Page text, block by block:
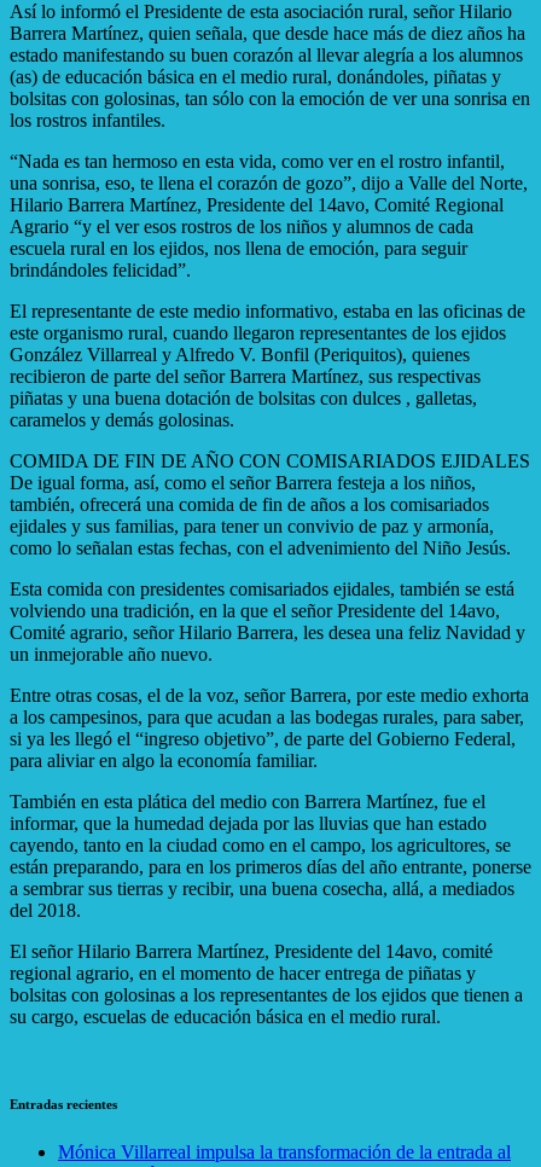
Así lo informó el Presidente de esta asociación rural, señor Hilario
Barrera Martínez, quien señala, que desde hace más de diez años ha
estado manifestando su buen corazón al llevar alegría a los alumnos
(as) de educación básica en el medio rural, donándoles, piñatas y
bolsitas con golosinas, tan sólo con la emoción de ver una sonrisa en
los rostros infantiles.
“Nada es tan hermoso en esta vida, como ver en el rostro infantil,
una sonrisa, eso, te llena el corazón de gozo”, dijo a Valle del Norte,
Hilario Barrera Martínez, Presidente del 14avo, Comité Regional
Agrario “y el ver esos rostros de los niños y alumnos de cada
escuela rural en los ejidos, nos llena de emoción, para seguir
brindándoles felicidad”.
El representante de este medio informativo, estaba en las oficinas de
este organismo rural, cuando llegaron representantes de los ejidos
González Villarreal y Alfredo V. Bonfil (Periquitos), quienes
recibieron de parte del señor Barrera Martínez, sus respectivas
piñatas y una buena dotación de bolsitas con dulces , galletas,
caramelos y demás golosinas.
COMIDA DE FIN DE AÑO CON COMISARIADOS EJIDALES
De igual forma, así, como el señor Barrera festeja a los niños,
también, ofrecerá una comida de fin de años a los comisariados
ejidales y sus familias, para tener un convivio de paz y armonía,
como lo señalan estas fechas, con el advenimiento del Niño Jesús.
Esta comida con presidentes comisariados ejidales, también se está
volviendo una tradición, en la que el señor Presidente del 14avo,
Comité agrario, señor Hilario Barrera, les desea una feliz Navidad y
un inmejorable año nuevo.
Entre otras cosas, el de la voz, señor Barrera, por este medio exhorta
a los campesinos, para que acudan a las bodegas rurales, para saber,
si ya les llegó el “ingreso objetivo”, de parte del Gobierno Federal,
para aliviar en algo la economía familiar.
También en esta plática del medio con Barrera Martínez, fue el
informar, que la humedad dejada por las lluvias que han estado
cayendo, tanto en la ciudad como en el campo, los agricultores, se
están preparando, para en los primeros días del año entrante, ponerse
a sembrar sus tierras y recibir, una buena cosecha, allá, a mediados
del 2018.
El señor Hilario Barrera Martínez, Presidente del 14avo, comité
regional agrario, en el momento de hacer entrega de piñatas y
bolsitas con golosinas a los representantes de los ejidos que tienen a
su cargo, escuelas de educación básica en el medio rural.
Entradas recientes
Mónica Villarreal impulsa la transformación de la entrada al